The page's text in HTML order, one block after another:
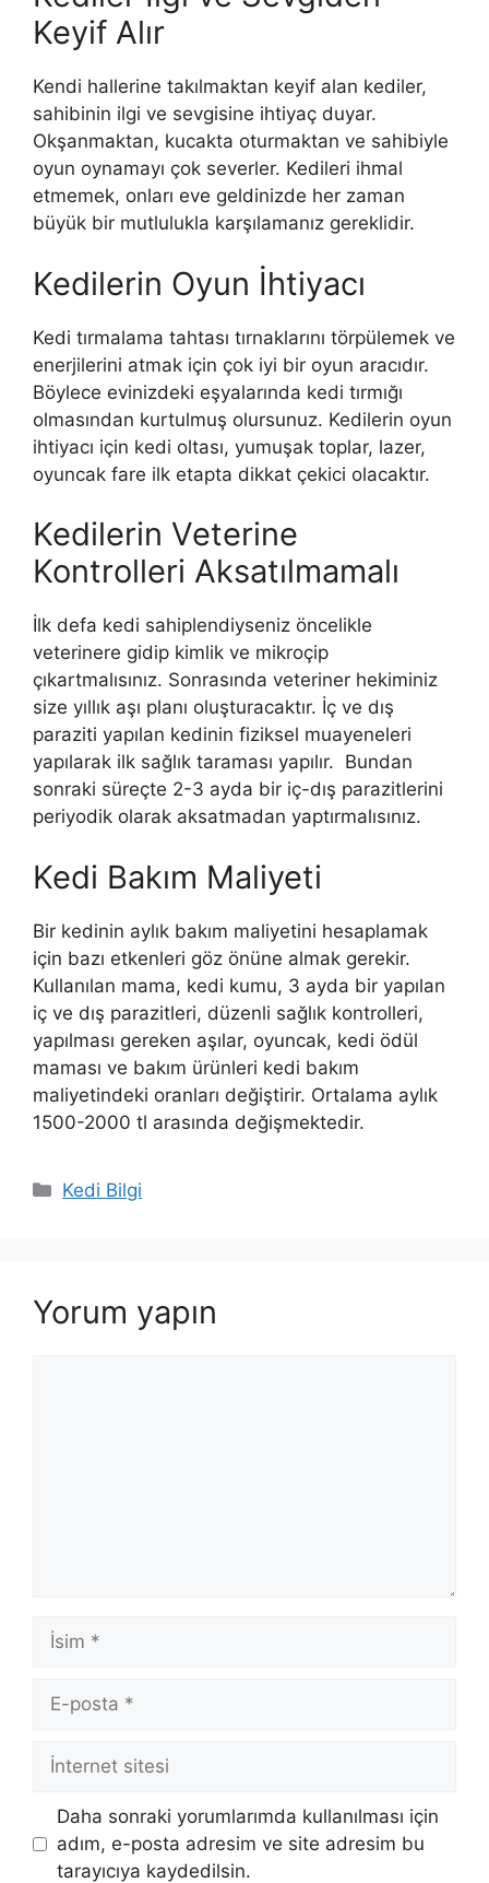
Keyif Alır
Kendi hallerine takılmaktan keyif alan kediler,
sahibinin ilgi ve sevgisine ihtiyaç duyar.
Okşanmaktan, kucakta oturmaktan ve sahibiyle
oyun oynamayı çok severler. Kedileri ihmal
etmemek, onları eve geldinizde her zaman
büyük bir mutlulukla karşılamanız gereklidir.
Kedilerin Oyun İhtiyacı
Kedi tırmalama tahtası tırnaklarını törpülemek ve
enerjilerini atmak için çok iyi bir oyun aracıdır.
Böylece evinizdeki eşyalarında kedi tırmığı
olmasından kurtulmuş olursunuz. Kedilerin oyun
ihtiyacı için kedi oltası, yumuşak toplar, lazer,
oyuncak fare ilk etapta dikkat çekici olacaktır.
Kedilerin Veterine
Kontrolleri Aksatılmamalı
İlk defa kedi sahiplendiyseniz öncelikle
veterinere gidip kimlik ve mikroçip
çıkartmalısınız. Sonrasında veteriner hekiminiz
size yıllık aşı planı oluşturacaktır. İç ve dış
paraziti yapılan kedinin fiziksel muayeneleri
yapılarak ilk sağlık taraması yapılır. Bundan
sonraki süreçte 2-3 ayda bir iç-dış parazitlerini
periyodik olarak aksatmadan yaptırmalısınız.
Kedi Bakım Maliyeti
Bir kedinin aylık bakım maliyetini hesaplamak
için bazı etkenleri göz önüne almak gerekir.
Kullanılan mama, kedi kumu, 3 ayda bir yapılan
iç ve dış parazitleri, düzenli sağlık kontrolleri,
yapılması gereken aşılar, oyuncak, kedi ödül
maması ve bakım ürünleri kedi bakım
maliyetindeki oranları değiştirir. Ortalama aylık
1500-2000 tl arasında değişmektedir.
Kategoriler
Kedi Bilgi
Yorum yapın
İsim
posta
İnternet
sitesi
Daha sonraki yorumlarımda kullanılması için
adım, e-posta adresim ve site adresim bu
tarayıcıya kaydedilsin.